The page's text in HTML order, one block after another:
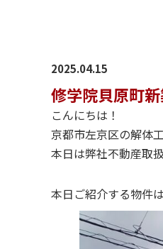
2025.04.15
修学院貝原町
こんにちは！
京都市左京区の解体
本日は弊社不動産取
本日ご紹介する物